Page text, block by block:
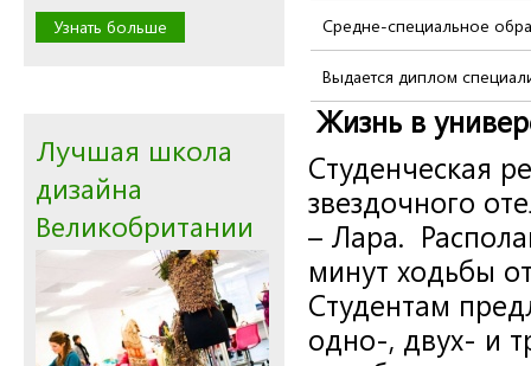
Узнать больше
Лучшая школа
дизайна
Великобритании
Средне-специальное
Выдается диплом
Жизнь в
Студенческая
звездочного
– Лара.
минут ходьбы
Студентам
одно-, двух- и